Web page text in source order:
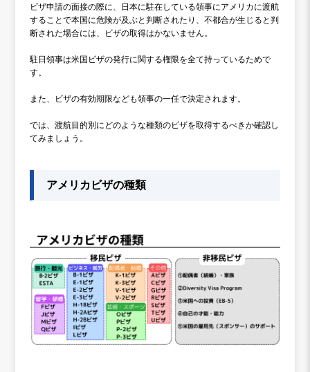
ビザ申請の面接の際に、日本に駐在している領事にアメリカに渡航
することで本国に危険が及ぶと判断されたり、不都合が生じると判
断された場合には、ビザの取得はかないません。
駐日領事は米国ビザの発行に関する権限を全て持っているためで
す。
また、ビザの有効期限なども領事の一任で決定されます。
では、渡航目的別にどのような種類のビザを取得するべきか確認し
てみましょう。
アメリカビザの種類